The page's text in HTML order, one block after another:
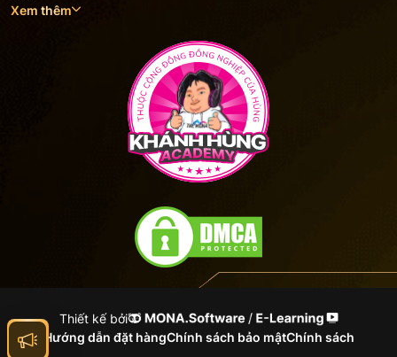
Xem thêm
Thiết kế bởi
Hướng dẫn đặt hàngChính sách bảo mậtChính sách